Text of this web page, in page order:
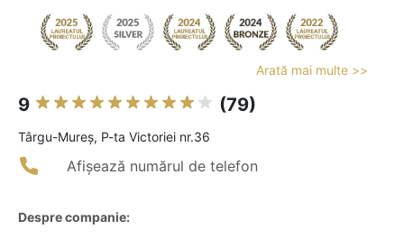
Arată mai multe >>
9 (79)
Târgu-Mureş, P-ta Victoriei nr.36
Afișează numărul de telefon
Despre companie: